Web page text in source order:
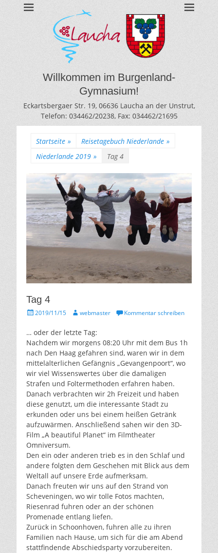
BURGENLAND-
GYMNASIUM
LAUCHA
Gymnasium des Burgenlandkreises / Sachsen-Anhalt
Willkommen im Burgenland-
Gymnasium!
Eckartsbergaer Str. 19, 06636 Laucha an der Unstrut,
Telefon: 034462/20238, Fax: 034462/21695
Startseite » Reisetagebuch Niederlande »
Niederlande 2019 » Tag 4
Tag 4
Gepostet
2019/11/15 Autorwebmaster Kommentar schreiben
… oder der letzte Tag:
Nachdem wir morgens 08:20 Uhr mit dem Bus 1h
nach Den Haag gefahren sind, waren wir in dem
mittelalterlichen Gefängnis „Gevangenpoort“, wo
wir viel Wissenswertes über die damaligen
Strafen und Foltermethoden erfahren haben.
Danach verbrachten wir 2h Freizeit und haben
diese genutzt, um die interessante Stadt zu
erkunden oder uns bei einem heißen Getränk
aufzuwärmen. Anschließend sahen wir den 3D-
Film „A beautiful Planet“ im Filmtheater
Omniversum.
Den ein oder anderen trieb es in den Schlaf und
andere folgten dem Geschehen mit Blick aus dem
Weltall auf unsere Erde aufmerksam.
Danach freuten wir uns auf den Strand von
Scheveningen, wo wir tolle Fotos machten,
Riesenrad fuhren oder an der schönen
Promenade entlang liefen.
Zurück in Schoonhoven, fuhren alle zu ihren
Familien nach Hause, um sich für die am Abend
stattfindende Abschiedsparty vorzubereiten.